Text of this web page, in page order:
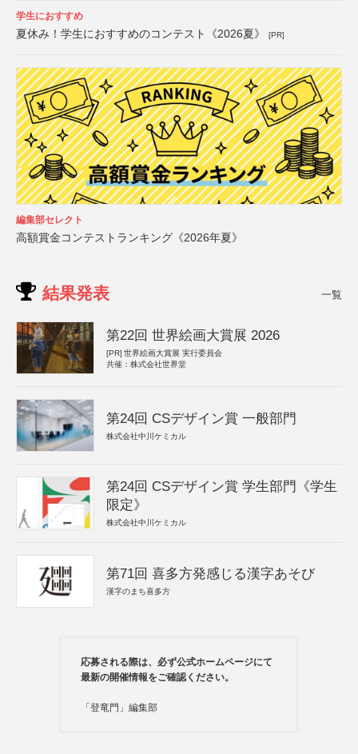
学生におすすめ
夏休み！学生におすすめのコンテスト《2026夏》 [PR]
編集部セレクト
高額賞金コンテストランキング《2026年夏》
結果発表 一覧
第22回 世界絵画大賞展 2026
[PR] 世界絵画大賞展 実行委員会
共催：株式会社世界堂
第24回 CSデザイン賞 一般部門
株式会社中川ケミカル
第24回 CSデザイン賞 学生部門《学生
限定》
株式会社中川ケミカル
第71回 喜多方発感じる漢字あそび
漢字のまち喜多方
応募される際は、必ず公式ホームページにて
最新の開催情報をご確認ください。
「登竜門」編集部